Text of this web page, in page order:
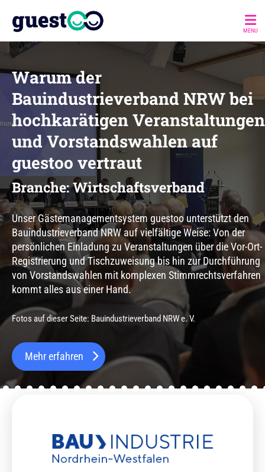
MENU
Warum der
Bauindustrieverband NRW bei
hochkarätigen Veranstaltungen
und Vorstandswahlen auf
guestoo vertraut
Branche: Wirtschaftsverband
Unser Gästemanagementsystem guestoo unterstützt den
Bauindustrieverband NRW auf vielfältige Weise: Von der
persönlichen Einladung zu Veranstaltungen über die Vor-Ort-
Registrierung und Tischzuweisung bis hin zur Durchführung
von Vorstandswahlen mit komplexen Stimmrechtsverfahren
kommt alles aus einer Hand.
Fotos auf dieser Seite: Bauindustrieverband NRW e. V.
Mehr erfahren